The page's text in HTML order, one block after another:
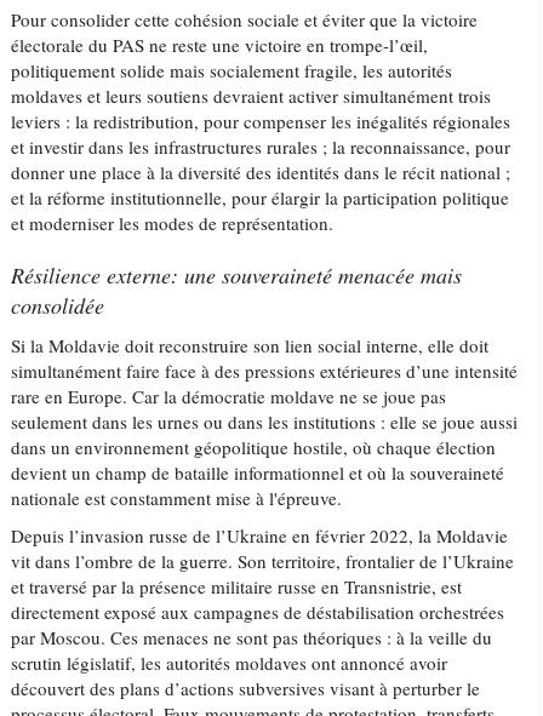
Pour consolider cette cohésion sociale et éviter que la victoire
électorale du PAS ne reste une victoire en trompe-l’œil,
politiquement solide mais socialement fragile, les autorités
moldaves et leurs soutiens devraient activer simultanément trois
leviers : la redistribution, pour compenser les inégalités régionales
et investir dans les infrastructures rurales ; la reconnaissance, pour
donner une place à la diversité des identités dans le récit national ;
et la réforme institutionnelle, pour élargir la participation politique
et moderniser les modes de représentation.
Résilience externe: une souveraineté menacée mais
consolidée
Si la Moldavie doit reconstruire son lien social interne, elle doit
simultanément faire face à des pressions extérieures d’une intensité
rare en Europe. Car la démocratie moldave ne se joue pas
seulement dans les urnes ou dans les institutions : elle se joue aussi
dans un environnement géopolitique hostile, où chaque élection
devient un champ de bataille informationnel et où la souveraineté
nationale est constamment mise à l'épreuve.
Depuis l’invasion russe de l’Ukraine en février 2022, la Moldavie
vit dans l’ombre de la guerre. Son territoire, frontalier de l’Ukraine
et traversé par la présence militaire russe en Transnistrie, est
directement exposé aux campagnes de déstabilisation orchestrées
par Moscou. Ces menaces ne sont pas théoriques : à la veille du
scrutin législatif, les autorités moldaves ont annoncé avoir
découvert des plans d’actions subversives visant à perturber le